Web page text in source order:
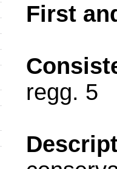
First
regg. 5